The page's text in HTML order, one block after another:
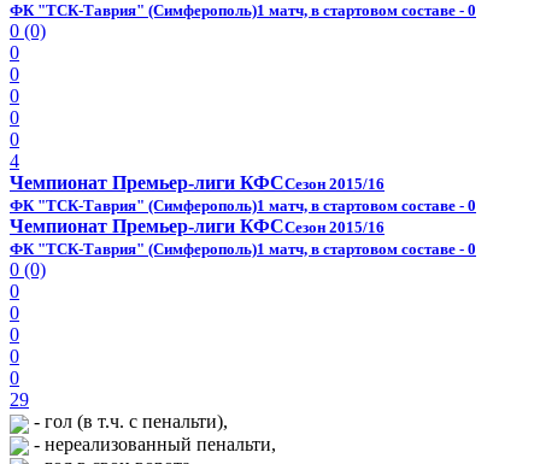
ФК "ТСК-Таврия" (Симферополь)1 матч, в стартовом составе - 0
0 (0)
0
0
0
0
0
4
Чемпионат Премьер-лиги КФССезон 2015/16
ФК "ТСК-Таврия" (Симферополь)1 матч, в стартовом составе - 0
Чемпионат Премьер-лиги КФССезон 2015/16
ФК "ТСК-Таврия" (Симферополь)1 матч, в стартовом составе - 0
0 (0)
0
0
0
0
0
29
- гол (в т.ч. с пенальти),
- нереализованный пенальти,